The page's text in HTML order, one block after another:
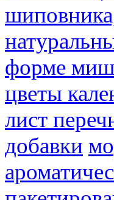
форме
цветы
лист
добавки